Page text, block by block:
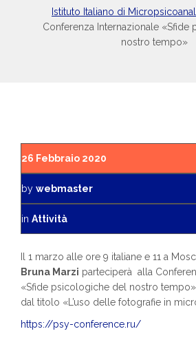
Istituto Italiano di
Conferenza Internazionale «Sfide
nostro tempo»
26 Febbraio 2020
by webmaster
in Attività
Il 1 marzo alle ore 9 italiane e 11 a
Bruna Marzi parteciperà alla
«Sfide psicologiche del nostro
dal titolo «L’uso delle fotografie in
https://psy-conference.ru/